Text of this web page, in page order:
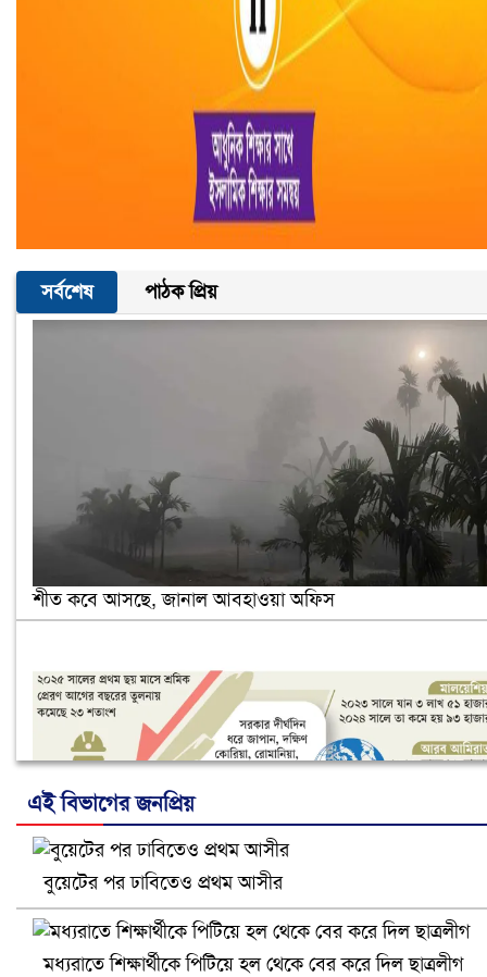
সর্বশেষ পাঠক প্রিয়
শীত কবে আসছে, জানাল আবহাওয়া অফিস
নানা সংকটে রিক্রুটিং এজেন্সি, হুমকির মুখে শ্রম রপ্তানি
এই বিভাগের জনপ্রিয়
বুয়েটের পর ঢাবিতেও প্রথম আসীর
মধ্যরাতে শিক্ষার্থীকে পিটিয়ে হল থেকে বের করে দিল ছাত্রলীগ